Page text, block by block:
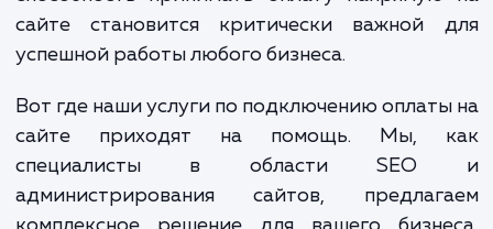
оплаты на сайте. В современном мире, где
больше и больше покупок совершается
сайте становится критически важной
успешной работы любого бизнеса.
Вот где наши услуги по подключению